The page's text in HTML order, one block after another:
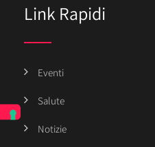
Link Rapidi
Eventi
Salute
Notizie